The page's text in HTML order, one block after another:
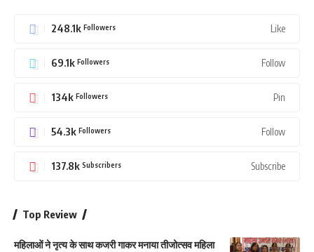
248.1k Followers Like
69.1k Followers Follow
134k Followers Pin
54.3k Followers Follow
137.8k Subscribers Subscribe
Top Review
महिलाओं ने नृत्य के साथ कजरी गाकर मनाया तीजोत्सव महिला